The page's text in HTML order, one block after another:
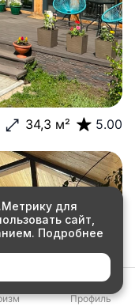
для
сайт,
Подробнее
 34,3 м²
5.00
󰀄
Профиль